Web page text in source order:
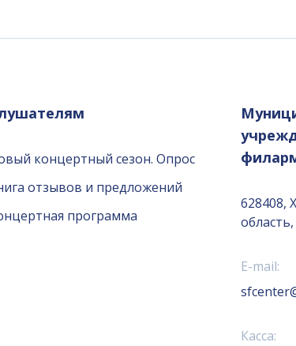
концертный сезон. Опрос
отзывов и предложений
программа
628408,
область,
E-mail:
Касса: